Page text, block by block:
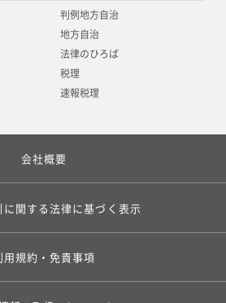
判例地方自治
地方自治
法律のひろば
税理
速報税理
会社概要
関する法律に基づく表示
用規約・免責事項